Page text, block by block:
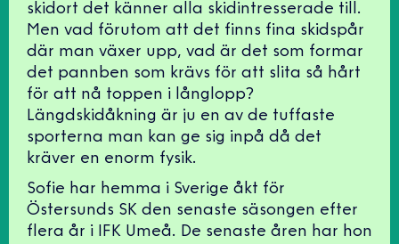
skidort det känner alla skidintresserade till.
Men vad förutom att det finns fina skidspår
där man växer upp, vad är det som formar
det pannben som krävs för att slita så hårt
för att nå toppen i långlopp?
Längdskidåkning är ju en av de tuffaste
sporterna man kan ge sig inpå då det
kräver en enorm fysik.
Sofie har hemma i Sverige åkt för
Östersunds SK den senaste säsongen efter
flera år i IFK Umeå. De senaste åren har hon